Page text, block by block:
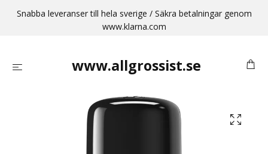
Snabba leveranser till hela sverige / Säkra betalningar genom
www.klarna.com
www.allgrossist.se